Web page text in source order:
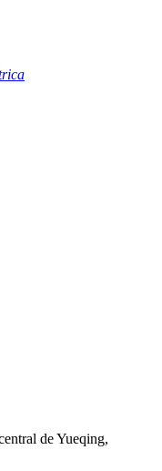
de Yueqing,